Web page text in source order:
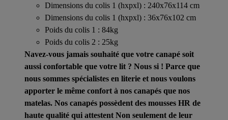
Dimensions du colis 1 (hxpxl) : 240x76x114 cm
Dimensions du colis 1 (hxpxl) : 36x76x102 cm
Poids du colis 1 : 84kg
Poids du colis 2 : 25kg
Navez-vous jamais souhaité que votre canapé soit
aussi confortable que votre lit ? Nous si ! Parce que
nous sommes spécialistes en literie et nous voulons
apporter le même confort à nos canapés que nos
matelas. Nos canapés possèdent des mousses HR de
haute qualité qui attestent Non seulement de leur